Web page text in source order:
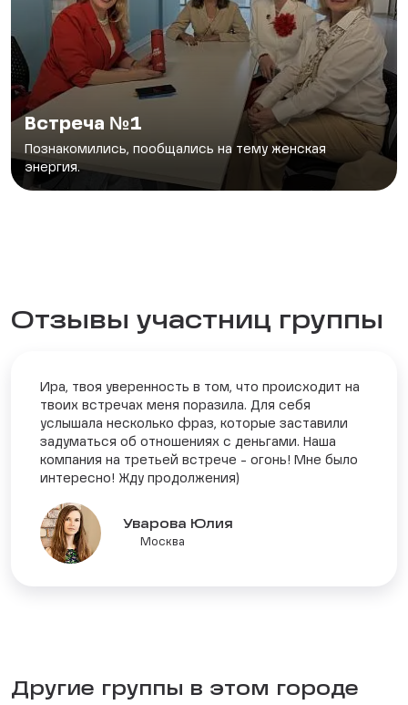
Встреча №1
Познакомились, пообщались на тему женская
энергия.
Отзывы участниц группы
Ира, твоя уверенность в том, что происходит на
твоих встречах меня поразила. Для себя
услышала несколько фраз, которые заставили
задуматься об отношениях с деньгами. Наша
компания на третьей встрече - огонь! Мне было
интересно! Жду продолжения)
Уварова Юлия
Москва
Другие группы в этом городе